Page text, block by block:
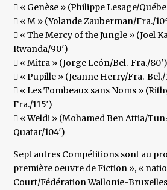
 « Genèse » (Philippe Lesage/
 « M » (Yolande Zauberman/Fra./
 « The Mercy of the Jungle » (Joel
Rwanda/90′)
 « Mitra » (Jorge León/Bel.-Fra./80′)
 « Pupille » (Jeanne Herry/Fra.-Bel./
 « Les Tombeaux sans Noms »
Fra./115′)
 « Weldi » (Mohamed Ben Attia/
Quatar/104′)
Sept autres Compétitions sont au
première oeuvre de Fiction », «
Court/Fédération Wallonie-